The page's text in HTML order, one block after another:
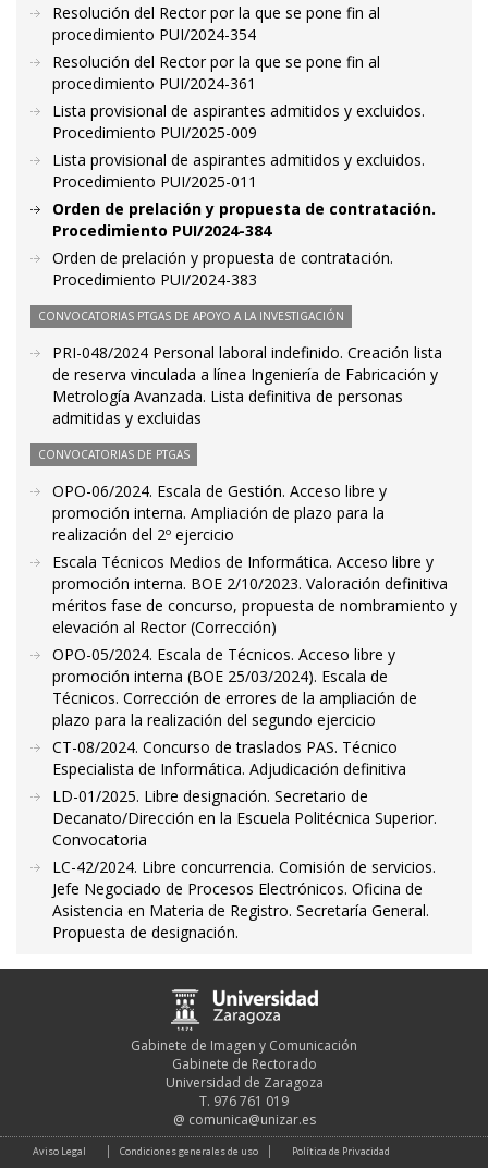
Resolución del Rector por la que se pone fin al
procedimiento PUI/2024-354
Resolución del Rector por la que se pone fin al
procedimiento PUI/2024-361
Lista provisional de aspirantes admitidos y excluidos.
Procedimiento PUI/2025-009
Lista provisional de aspirantes admitidos y excluidos.
Procedimiento PUI/2025-011
Orden de prelación y propuesta de contratación.
Procedimiento PUI/2024-384
Orden de prelación y propuesta de contratación.
Procedimiento PUI/2024-383
CONVOCATORIAS PTGAS DE APOYO A LA INVESTIGACIÓN
PRI-048/2024 Personal laboral indefinido. Creación lista
de reserva vinculada a línea Ingeniería de Fabricación y
Metrología Avanzada. Lista definitiva de personas
admitidas y excluidas
CONVOCATORIAS DE PTGAS
OPO-06/2024. Escala de Gestión. Acceso libre y
promoción interna. Ampliación de plazo para la
realización del 2º ejercicio
Escala Técnicos Medios de Informática. Acceso libre y
promoción interna. BOE 2/10/2023. Valoración definitiva
méritos fase de concurso, propuesta de nombramiento y
elevación al Rector (Corrección)
OPO-05/2024. Escala de Técnicos. Acceso libre y
promoción interna (BOE 25/03/2024). Escala de
Técnicos. Corrección de errores de la ampliación de
plazo para la realización del segundo ejercicio
CT-08/2024. Concurso de traslados PAS. Técnico
Especialista de Informática. Adjudicación definitiva
LD-01/2025. Libre designación. Secretario de
Decanato/Dirección en la Escuela Politécnica Superior.
Convocatoria
LC-42/2024. Libre concurrencia. Comisión de servicios.
Jefe Negociado de Procesos Electrónicos. Oficina de
Asistencia en Materia de Registro. Secretaría General.
Propuesta de designación.
Gabinete de Imagen y Comunicación
Gabinete de Rectorado
Universidad de Zaragoza
T. 976 761 019
@ comunica@unizar.es
Aviso Legal Condiciones generales de uso Política de Privacidad